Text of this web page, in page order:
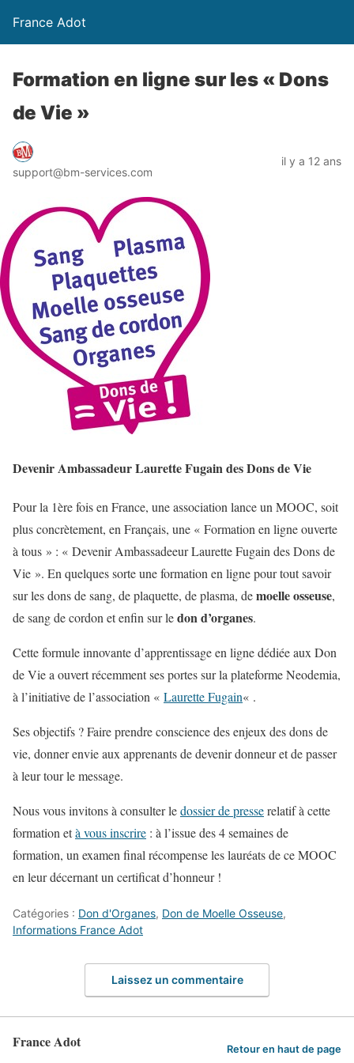
France Adot
Formation en ligne sur les « Dons
de Vie »
support@bm-services.com
il y a 12 ans
Devenir Ambassadeur Laurette Fugain des Dons de Vie
Pour la 1ère fois en France, une association lance un MOOC, soit
plus concrètement, en Français, une « Formation en ligne ouverte
à tous » : « Devenir Ambassadeeur Laurette Fugain des Dons de
Vie ». En quelques sorte une formation en ligne pour tout savoir
sur les dons de sang, de plaquette, de plasma, demoelle osseuse,
de sang de cordon et enfin sur ledon d’organes.
Cette formule innovante d’apprentissage en ligne dédiée aux Don
de Vie a ouvert récemment ses portes sur la plateforme Neodemia,
à l’initiative de l’association « Laurette Fugain« .
Ses objectifs ? Faire prendre conscience des enjeux des dons de
vie, donner envie aux apprenants de devenir donneur et de passer
à leur tour le message.
Nous vous invitons à consulter ledossier de presserelatif à cette
formation età vous inscrire : à l’issue des 4 semaines de
formation, un examen final récompense les lauréats de ce MOOC
en leur décernant un certificat d’honneur !
Catégories : Don d'Organes, Don de Moelle Osseuse,
Informations France Adot
Laissez un commentaire
France Adot Retour en haut de page